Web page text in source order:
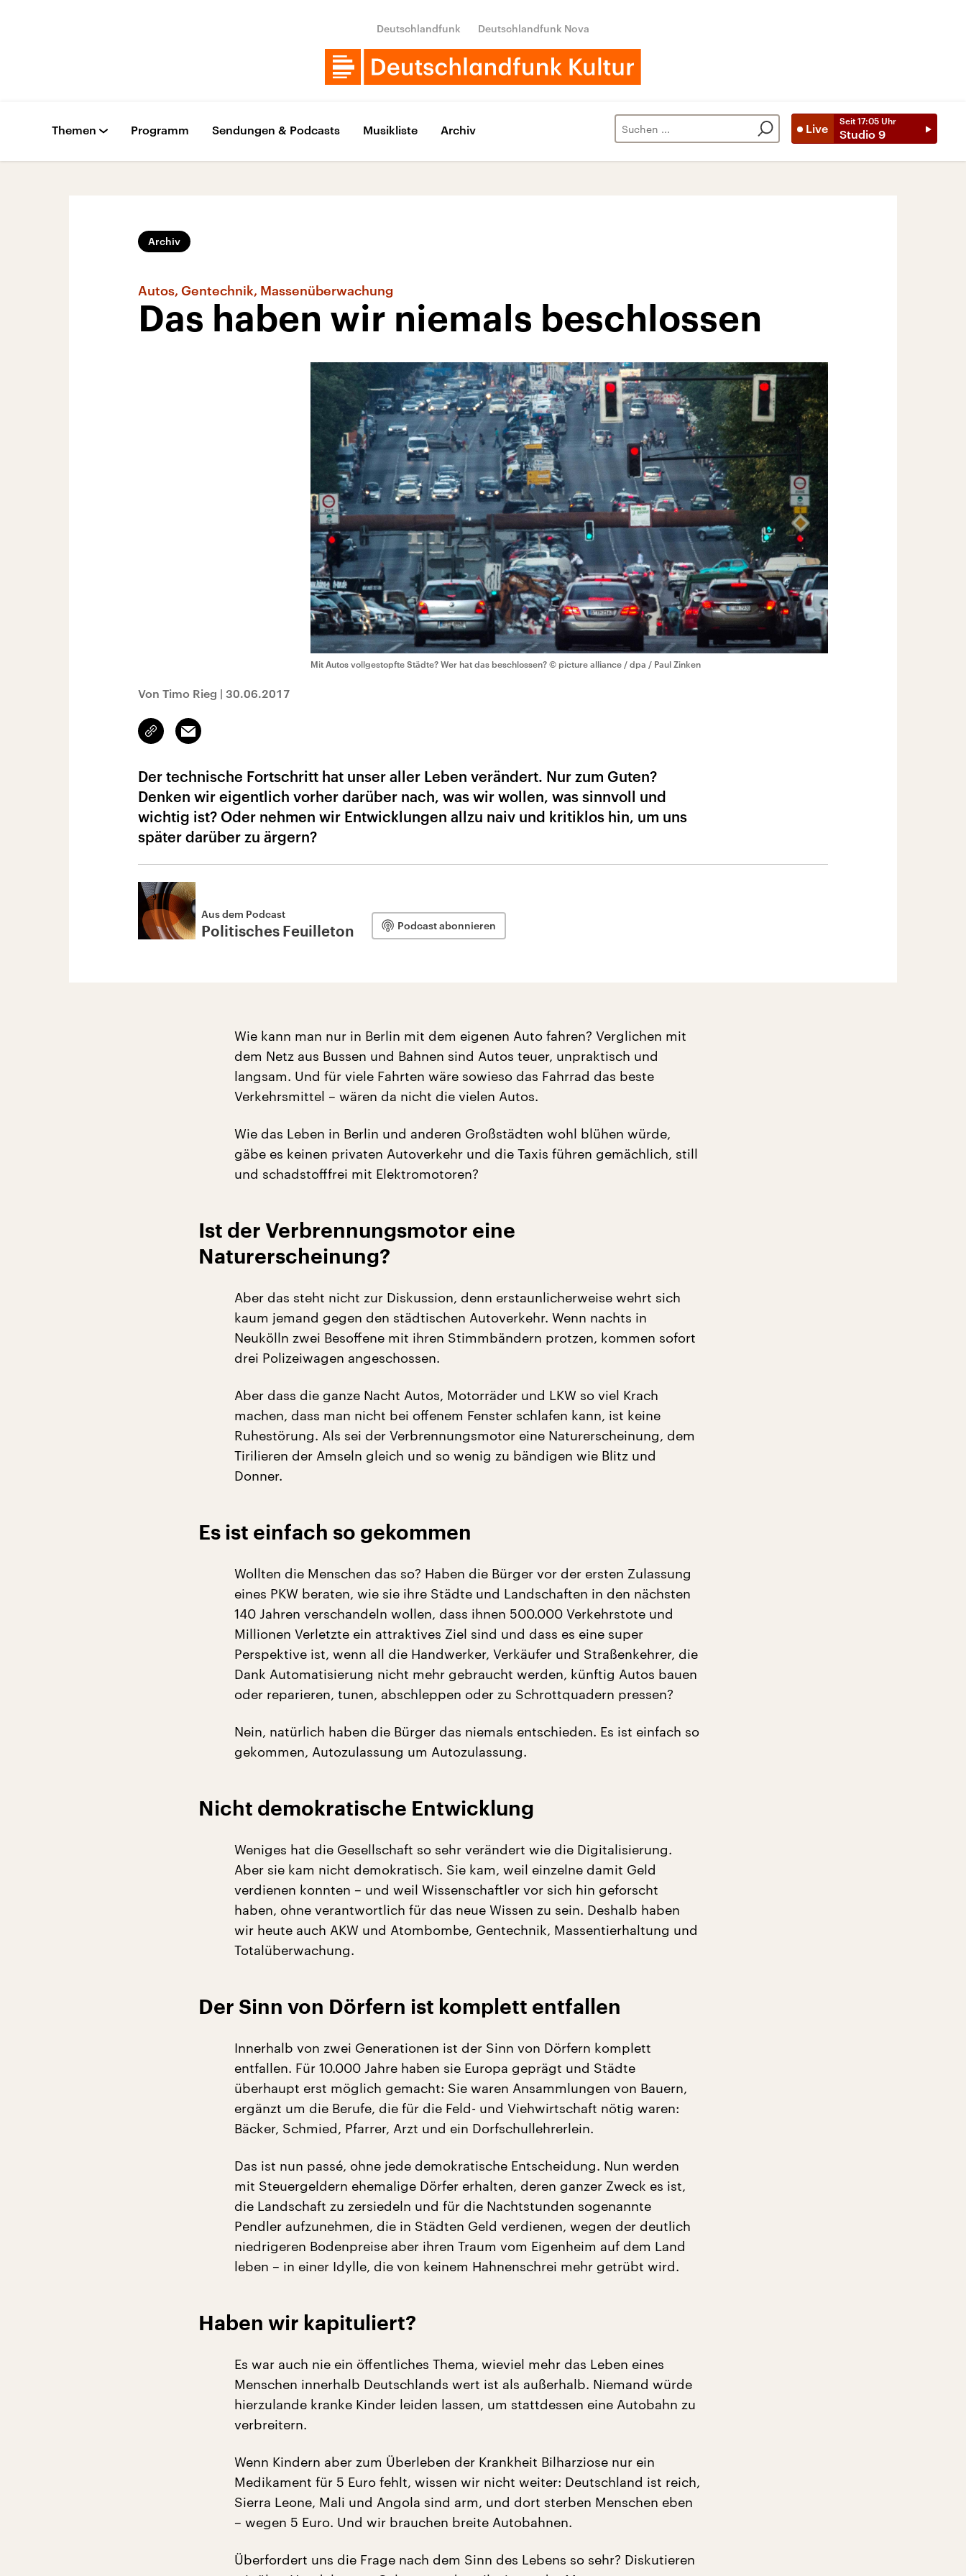
Deutschlandfunk Deutschlandfunk Nova
Live
Seit 17:05 Uhr
Studio 9
Themen Programm Sendungen & Podcasts Musikliste Archiv
Archiv
Autos, Gentechnik, Massenüberwachung
Das haben wir niemals beschlossen
Mit Autos vollgestopfte Städte? Wer hat das beschlossen? © picture alliance / dpa / Paul Zinken
Von Timo Rieg | 30.06.2017
Link
kopieren/teilen
Email
Der technische Fortschritt hat unser aller Leben verändert. Nur zum Guten?
Denken wir eigentlich vorher darüber nach, was wir wollen, was sinnvoll und
wichtig ist? Oder nehmen wir Entwicklungen allzu naiv und kritiklos hin, um uns
später darüber zu ärgern?
Aus dem Podcast
Politisches Feuilleton Podcast abonnieren
Wie kann man nur in Berlin mit dem eigenen Auto fahren? Verglichen mit
dem Netz aus Bussen und Bahnen sind Autos teuer, unpraktisch und
langsam. Und für viele Fahrten wäre sowieso das Fahrrad das beste
Verkehrsmittel – wären da nicht die vielen Autos.
Wie das Leben in Berlin und anderen Großstädten wohl blühen würde,
gäbe es keinen privaten Autoverkehr und die Taxis führen gemächlich, still
und schadstofffrei mit Elektromotoren?
Ist der Verbrennungsmotor eine
Naturerscheinung?
Aber das steht nicht zur Diskussion, denn erstaunlicherweise wehrt sich
kaum jemand gegen den städtischen Autoverkehr. Wenn nachts in
Neukölln zwei Besoffene mit ihren Stimmbändern protzen, kommen sofort
drei Polizeiwagen angeschossen.
Aber dass die ganze Nacht Autos, Motorräder und LKW so viel Krach
machen, dass man nicht bei offenem Fenster schlafen kann, ist keine
Ruhestörung. Als sei der Verbrennungsmotor eine Naturerscheinung, dem
Tirilieren der Amseln gleich und so wenig zu bändigen wie Blitz und
Donner.
Es ist einfach so gekommen
Wollten die Menschen das so? Haben die Bürger vor der ersten Zulassung
eines PKW beraten, wie sie ihre Städte und Landschaften in den nächsten
140 Jahren verschandeln wollen, dass ihnen 500.000 Verkehrstote und
Millionen Verletzte ein attraktives Ziel sind und dass es eine super
Perspektive ist, wenn all die Handwerker, Verkäufer und Straßenkehrer, die
Dank Automatisierung nicht mehr gebraucht werden, künftig Autos bauen
oder reparieren, tunen, abschleppen oder zu Schrottquadern pressen?
Nein, natürlich haben die Bürger das niemals entschieden. Es ist einfach so
gekommen, Autozulassung um Autozulassung.
Nicht demokratische Entwicklung
Weniges hat die Gesellschaft so sehr verändert wie die Digitalisierung.
Aber sie kam nicht demokratisch. Sie kam, weil einzelne damit Geld
verdienen konnten – und weil Wissenschaftler vor sich hin geforscht
haben, ohne verantwortlich für das neue Wissen zu sein. Deshalb haben
wir heute auch AKW und Atombombe, Gentechnik, Massentierhaltung und
Totalüberwachung.
Der Sinn von Dörfern ist komplett entfallen
Innerhalb von zwei Generationen ist der Sinn von Dörfern komplett
entfallen. Für 10.000 Jahre haben sie Europa geprägt und Städte
überhaupt erst möglich gemacht: Sie waren Ansammlungen von Bauern,
ergänzt um die Berufe, die für die Feld- und Viehwirtschaft nötig waren:
Bäcker, Schmied, Pfarrer, Arzt und ein Dorfschullehrerlein.
Das ist nun passé, ohne jede demokratische Entscheidung. Nun werden
mit Steuergeldern ehemalige Dörfer erhalten, deren ganzer Zweck es ist,
die Landschaft zu zersiedeln und für die Nachtstunden sogenannte
Pendler aufzunehmen, die in Städten Geld verdienen, wegen der deutlich
niedrigeren Bodenpreise aber ihren Traum vom Eigenheim auf dem Land
leben – in einer Idylle, die von keinem Hahnenschrei mehr getrübt wird.
Haben wir kapituliert?
Es war auch nie ein öffentliches Thema, wieviel mehr das Leben eines
Menschen innerhalb Deutschlands wert ist als außerhalb. Niemand würde
hierzulande kranke Kinder leiden lassen, um stattdessen eine Autobahn zu
verbreitern.
Wenn Kindern aber zum Überleben der Krankheit Bilharziose nur ein
Medikament für 5 Euro fehlt, wissen wir nicht weiter: Deutschland ist reich,
Sierra Leone, Mali und Angola sind arm, und dort sterben Menschen eben
– wegen 5 Euro. Und wir brauchen breite Autobahnen.
Überfordert uns die Frage nach dem Sinn des Lebens so sehr? Diskutieren